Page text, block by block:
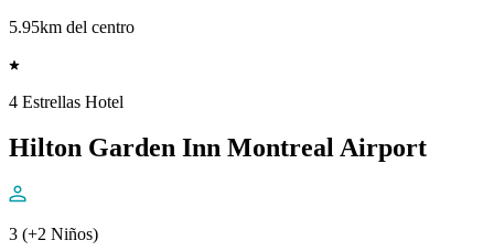
5.95km del centro
4 Estrellas Hotel
Hilton Garden Inn Montreal Airport
3 (+2 Niños)